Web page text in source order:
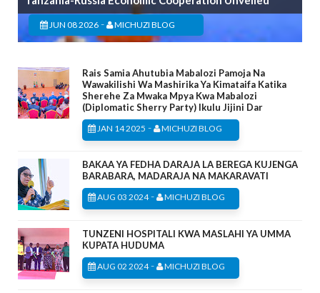
JUN 08 2026 - MICHUZI BLOG
Rais Samia Ahutubia Mabalozi Pamoja Na
Wawakilishi Wa Mashirika Ya Kimataifa Katika
Sherehe Za Mwaka Mpya Kwa Mabalozi
(Diplomatic Sherry Party) Ikulu Jijini Dar
JAN 14 2025 - MICHUZI BLOG
BAKAA YA FEDHA DARAJA LA BEREGA KUJENGA
BARABARA, MADARAJA NA MAKARAVATI
AUG 03 2024- MICHUZI BLOG
TUNZENI HOSPITALI KWA MASLAHI YA UMMA
KUPATA HUDUMA
AUG 02 2024- MICHUZI BLOG